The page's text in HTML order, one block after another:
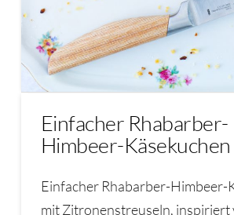
Einfacher Rhabarber-
Himbeer-Käsekuchen
Einfacher Rhabarber-Himbeer-
mit Zitronenstreuseln, inspiriert